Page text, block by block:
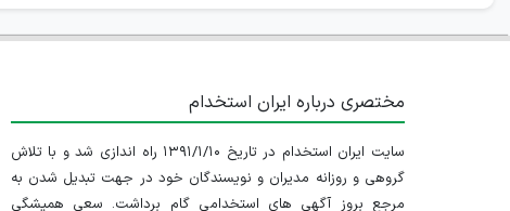
مختصری درباره ایران استخدام
سایت ایران استخدام در تاریخ ۱۳۹۱/۱/۱۰ راه اندازی شد و با تلاش
گروهی و روزانه مدیران و نویسندگان خود در جهت تبدیل شدن به
مرجع بروز آگهی های استخدامی گام برداشت. سعی همیشگی